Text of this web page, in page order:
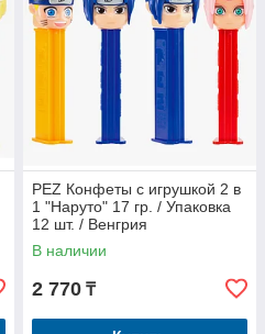
PEZ Конфеты с игрушкой 2 в
1 "Наруто" 17 гр. / Упаковка
12 шт. / Венгрия
В наличии
2 770 ₸